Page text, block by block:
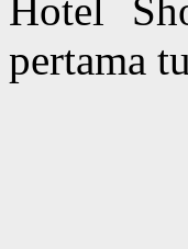
Hotel
pertama